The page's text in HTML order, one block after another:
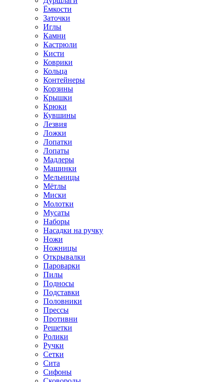
Ёмкости
Заточки
Иглы
Камни
Кастрюли
Кисти
Коврики
Кольца
Контейнеры
Корзины
Крышки
Крюки
Кувшины
Лезвия
Ложки
Лопатки
Лопаты
Мадлеры
Машинки
Мельницы
Мётлы
Миски
Молотки
Мусаты
Наборы
Насадки на ручку
Ножи
Ножницы
Открывалки
Пароварки
Пилы
Подносы
Подставки
Половники
Прессы
Противни
Решетки
Ролики
Ручки
Сетки
Сита
Сифоны